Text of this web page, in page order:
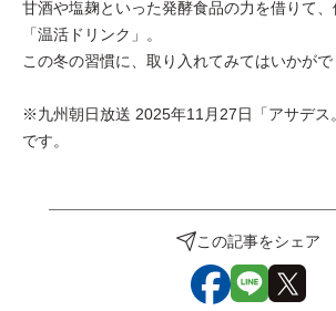
甘酒や塩麹といった発酵食品の力を借りて
「温活ドリンク」。
この冬の習慣に、取り入れてみてはいかがで
※九州朝日放送 2025年11月27日「アサデス
です。
この記事をシェア